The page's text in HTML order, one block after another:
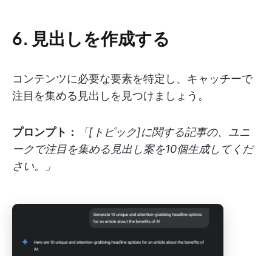
6. 見出しを作成する
コンテンツに必要な要素を特定し、キャッチーで
注目を集める見出しを見つけましょう。
プロンプト：
「[トピック]に関する記事の、ユニ
ークで注目を集める見出し案を10個生成してくだ
さい。」